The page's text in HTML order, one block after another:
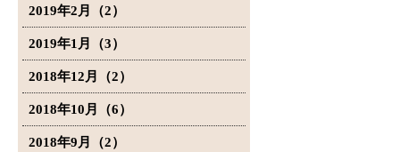
2019年2月（2）
2019年1月（3）
2018年12月（2）
2018年10月（6）
2018年9月（2）